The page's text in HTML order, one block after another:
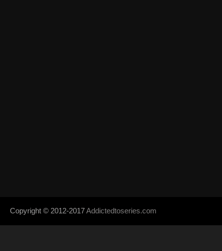
Copyright © 2012-2017Addictedtoseries.com